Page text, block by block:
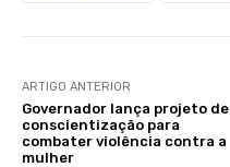
ARTIGO ANTERIOR
Governador lança projeto de
conscientização para
combater violência contra a
mulher